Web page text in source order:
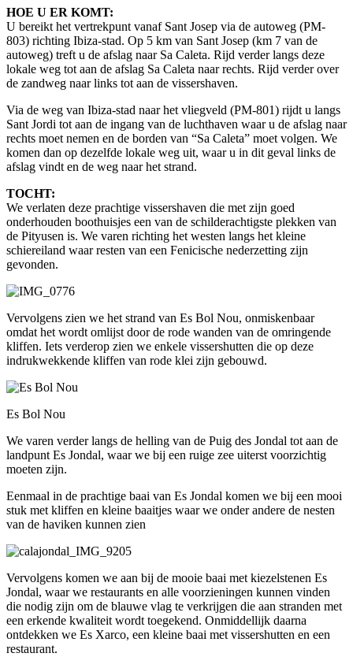
HOE U ER KOMT:
U bereikt het vertrekpunt vanaf Sant Josep via de autoweg (PM-
803) richting Ibiza-stad. Op 5 km van Sant Josep (km 7 van de
autoweg) treft u de afslag naar Sa Caleta. Rijd verder langs deze
lokale weg tot aan de afslag Sa Caleta naar rechts. Rijd verder over
de zandweg naar links tot aan de vissershaven.
Via de weg van Ibiza-stad naar het vliegveld (PM-801) rijdt u langs
Sant Jordi tot aan de ingang van de luchthaven waar u de afslag naar
rechts moet nemen en de borden van “Sa Caleta” moet volgen. We
komen dan op dezelfde lokale weg uit, waar u in dit geval links de
afslag vindt en de weg naar het strand.
TOCHT:
We verlaten deze prachtige vissershaven die met zijn goed
onderhouden boothuisjes een van de schilderachtigste plekken van
de Pityusen is. We varen richting het westen langs het kleine
schiereiland waar resten van een Fenicische nederzetting zijn
gevonden.
Vervolgens zien we het strand van Es Bol Nou, onmiskenbaar
omdat het wordt omlijst door de rode wanden van de omringende
kliffen. Iets verderop zien we enkele vissershutten die op deze
indrukwekkende kliffen van rode klei zijn gebouwd.
Es Bol Nou
We varen verder langs de helling van de Puig des Jondal tot aan de
landpunt Es Jondal, waar we bij een ruige zee uiterst voorzichtig
moeten zijn.
Eenmaal in de prachtige baai van Es Jondal komen we bij een mooi
stuk met kliffen en kleine baaitjes waar we onder andere de nesten
van de haviken kunnen zien
Vervolgens komen we aan bij de mooie baai met kiezelstenen Es
Jondal, waar we restaurants en alle voorzieningen kunnen vinden
die nodig zijn om de blauwe vlag te verkrijgen die aan stranden met
een erkende kwaliteit wordt toegekend. Onmiddellijk daarna
ontdekken we Es Xarco, een kleine baai met vissershutten en een
restaurant.